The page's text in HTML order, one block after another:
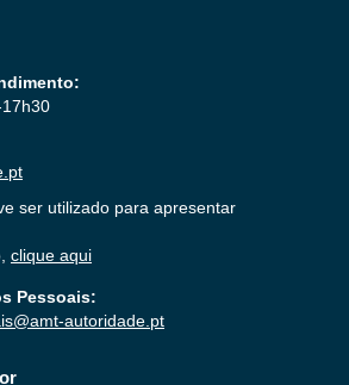
ser utilizado para apresentar
clique aqui
Pessoais:
autoridade.pt